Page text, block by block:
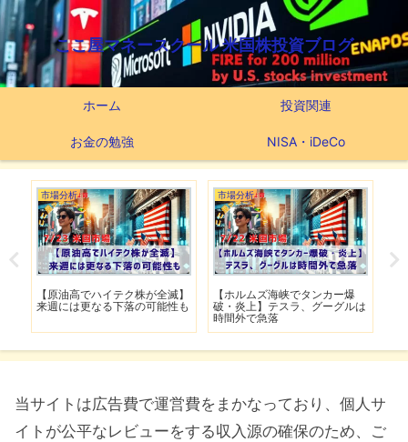
ここ屋マネースクール 米国株投資ブログ
ホーム 投資関連
お金の勉強 NISA・iDeCo
市場分析
【スーパーマイクロ時間外で爆
上げ】4日ぶりの反発はダマし
つみたてNISA
【新NISAの投資先はこれだ】
つみたてNISA63ヶ月間の運用
実績
当サイトは広告費で運営費をまかなっており、個人サ
イトが公平なレビューをする収入源の確保のため、ご